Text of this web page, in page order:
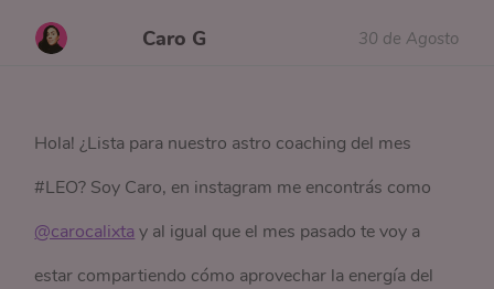
Caro G 30 de Agosto
Hola! ¿Lista para nuestro astro coaching del mes
#LEO? Soy Caro, en instagram me encontrás como
@carocalixta y al igual que el mes pasado te voy a
estar compartiendo cómo aprovechar la energía del